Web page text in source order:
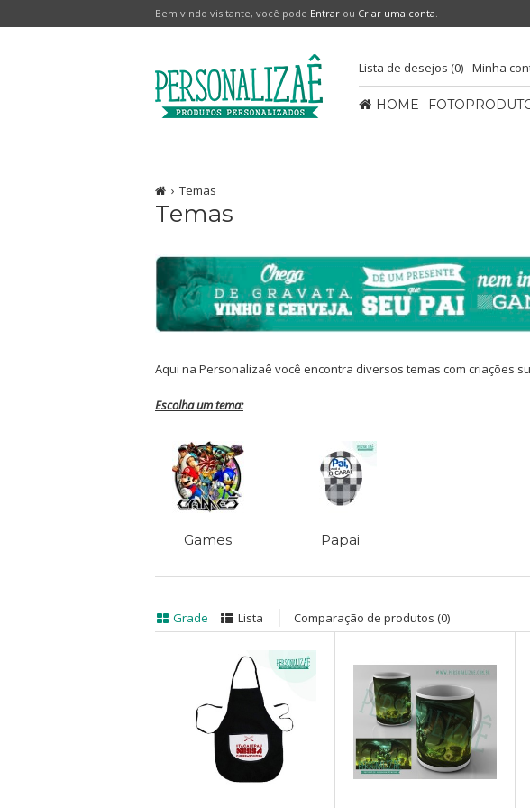
Bem vindo visitante, você pode Entrar ou Criar uma conta.
Lista de desejos (0) Minha
HOME
Temas
Temas
Aqui na Personalizaê você encontra diversos temas com criações
Escolha um tema:
Games Papai
Grade Lista Comparação de produtos (0)